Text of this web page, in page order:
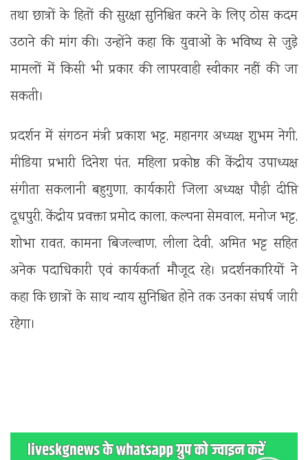
तथा छात्रों के हितों की सुरक्षा सुनिश्चित करने के लिए ठोस कदम
उठाने की मांग की। उन्होंने कहा कि युवाओं के भविष्य से जुड़े
मामलों में किसी भी प्रकार की लापरवाही स्वीकार नहीं की जा
सकती।
प्रदर्शन में संगठन मंत्री प्रकाश भट्ट, महानगर अध्यक्ष शुभम नेगी,
मीडिया प्रभारी दिनेश पंत, महिला प्रकोष्ठ की केंद्रीय उपाध्यक्ष
संगीता सकलानी बहुगुणा, कार्यकारी जिला अध्यक्ष पौड़ी दीप्ति
दूधपुरी, केंद्रीय प्रवक्ता प्रमोद काला, कल्पना सेमवाल, मनोज भट्ट,
शोभा रावत, कामना बिजल्वाण, लीला देवी, अमित भट्ट सहित
अनेक पदाधिकारी एवं कार्यकर्ता मौजूद रहे। प्रदर्शनकारियों ने
कहा कि छात्रों के साथ न्याय सुनिश्चित होने तक उनका संघर्ष जारी
रहेगा।